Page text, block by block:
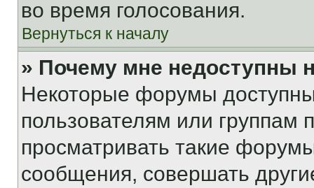
во время голосования.
Вернуться к началу
» Почему мне недоступны
Некоторые форумы
пользователям или группам
просматривать такие
сообщения, совершать